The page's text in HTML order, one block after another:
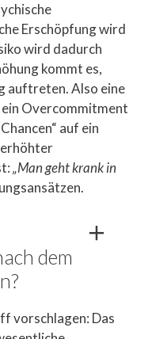
Erschöpfung wird
wird dadurch
kommt es,
auftreten. Also eine
Overcommitment
auf ein
„Man geht krank in
dem
vorschlagen: Das